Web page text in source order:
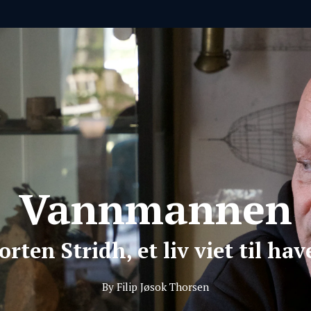
Vannmannen
Stridh, et liv viet til
By Filip Jøsok Thorsen